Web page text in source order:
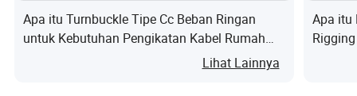
Baut mata, shacles,pengencang,penjepit
tali kawat, penjepit beban, kait
pengangkat,penghubung
Apa itu Turnbuckle Tipe Cc Beban Ringan
untuk Kebutuhan Pengikatan Kabel Rumah
Lihat Lainnya
Apa itu